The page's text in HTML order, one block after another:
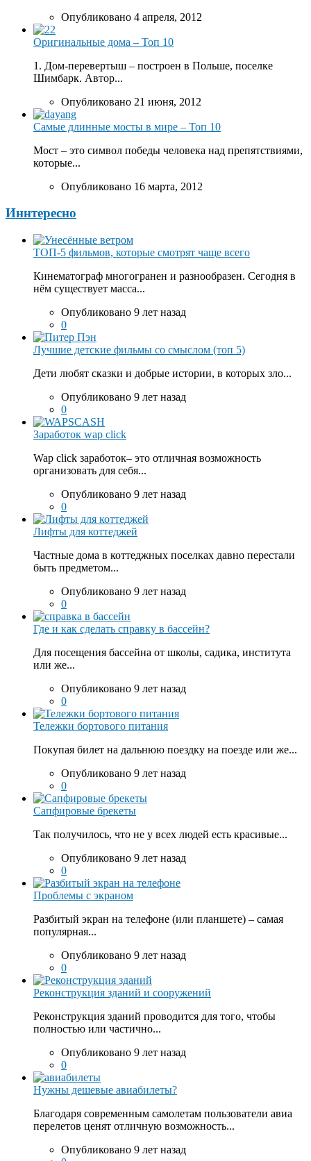
Опубликовано 4 апреля, 2012
Оригинальные дома – Топ 10
1. Дом-перевертыш – построен в Польше, поселке
Шимбарк. Автор...
Опубликовано 21 июня, 2012
Самые длинные мосты в мире – Топ 10
Мост – это символ победы человека над препятствиями,
которые...
Опубликовано 16 марта, 2012
Иннтересно
ТОП-5 фильмов, которые смотрят чаще всего
Кинематограф многогранен и разнообразен. Сегодня в
нём существует масса...
Опубликовано 9 лет назад
0
Лучшие детские фильмы со смыслом (топ 5)
Дети любят сказки и добрые истории, в которых зло...
Опубликовано 9 лет назад
0
Заработок wap click
Wap click заработок– это отличная возможность
организовать для себя...
Опубликовано 9 лет назад
0
Лифты для коттеджей
Частные дома в коттеджных поселках давно перестали
быть предметом...
Опубликовано 9 лет назад
0
Где и как сделать справку в бассейн?
Для посещения бассейна от школы, садика, института
или же...
Опубликовано 9 лет назад
0
Тележки бортового питания
Покупая билет на дальнюю поездку на поезде или же...
Опубликовано 9 лет назад
0
Сапфировые брекеты
Так получилось, что не у всех людей есть красивые...
Опубликовано 9 лет назад
0
Проблемы с экраном
Разбитый экран на телефоне (или планшете) – самая
популярная...
Опубликовано 9 лет назад
0
Реконструкция зданий и сооружений
Реконструкция зданий проводится для того, чтобы
полностью или частично...
Опубликовано 9 лет назад
0
Нужны дешевые авиабилеты?
Благодаря современным самолетам пользователи авиа
перелетов ценят отличную возможность...
Опубликовано 9 лет назад